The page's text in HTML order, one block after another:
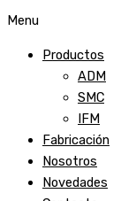
Menu
Productos
ADM
SMC
IFM
Fabricación
Nosotros
Novedades